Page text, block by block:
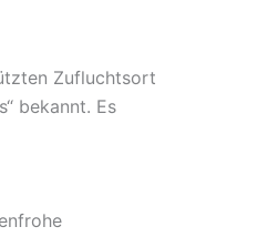
Zufluchtsort
bekannt. Es